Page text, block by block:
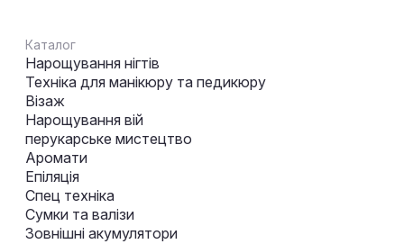
Каталог
Нарощування нігтів
Техніка для манікюру та педикюру
Візаж
Нарощування вій
перукарське мистецтво
Аромати
Епіляція
Спец техніка
Сумки та валізи
Зовнішні акумулятори